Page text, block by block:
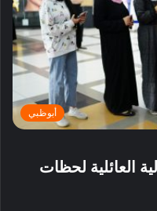
أبوظبي
العائلية لحظات